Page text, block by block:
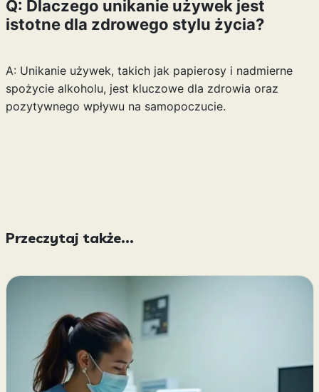
Q: Dlaczego unikanie używek jest
istotne dla zdrowego stylu życia?
A: Unikanie używek, takich jak papierosy i nadmierne
spożycie alkoholu, jest kluczowe dla zdrowia oraz
pozytywnego wpływu na samopoczucie.
Przeczytaj także...